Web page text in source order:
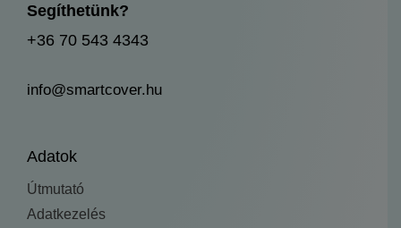
Segíthetünk?
+36 70 543 4343
info@smartcover.hu
Adatok
Útmutató
Adatkezelés